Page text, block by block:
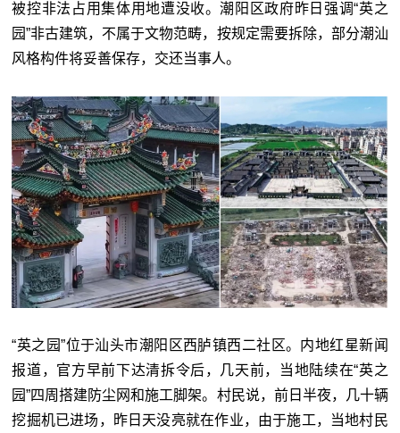
被控非法占用集体用地遭没收。潮阳区政府昨日强调“英之
园”非古建筑，不属于文物范畴，按规定需要拆除，部分潮汕
风格构件将妥善保存，交还当事人。
“英之园”位于汕头市潮阳区西胪镇西二社区。内地红星新闻
报道，官方早前下达清拆令后，几天前，当地陆续在“英之
园”四周搭建防尘网和施工脚架。村民说，前日半夜，几十辆
挖掘机已进场，昨日天没亮就在作业，由于施工，当地村民